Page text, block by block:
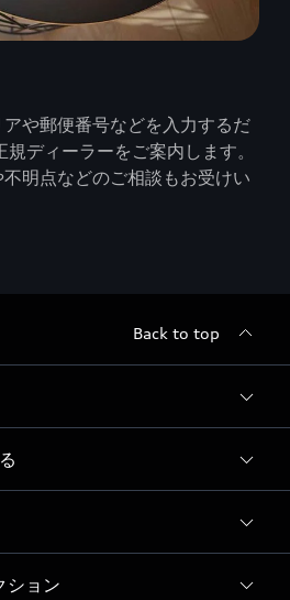
や郵便番号などを入力するだ
ディーラーをご案内します。
明点などのご相談もお受けい
Back to top
ション